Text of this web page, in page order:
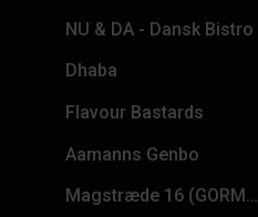
NU & DA - Dansk Bistro
Dhaba
Flavour Bastards
Aamanns Genbo
Magstræde 16 (GORMs)